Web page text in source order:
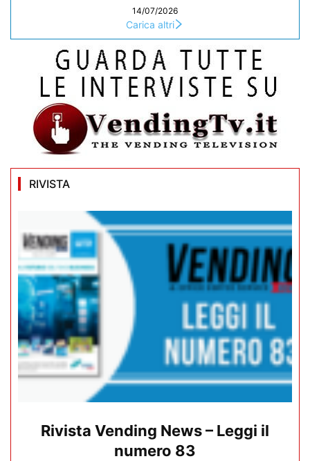
14/07/2026
Carica altri
RIVISTA
Rivista Vending News – Leggi il
numero 83